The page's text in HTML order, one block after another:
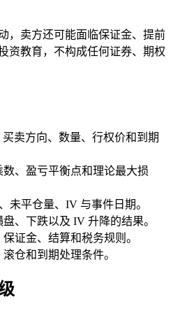
，卖方还可能面临保证金、提前
资教育，不构成任何证券、期权
卖方向、数量、行权价和到期
、盈亏平衡点和理论最大损
未平仓量、IV 与事件日期。
、下跌以及 IV 升降的结果。
证金、结算和税务规则。
仓和到期处理条件。